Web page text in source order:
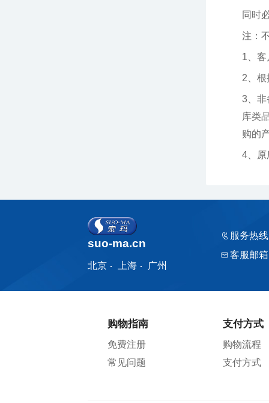
同时
注：
1、
2、
购的
4、原
suo-ma.cn
北京 上海 广州
服务热
客服邮
购物指南
免费注册
常见问题
支付方式
购物流程
支付方式